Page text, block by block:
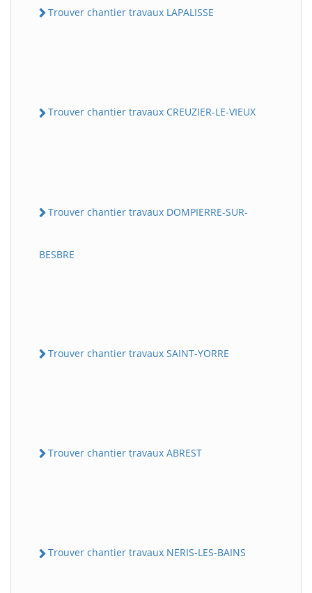
Trouver chantier travaux LAPALISSE
Trouver chantier travaux CREUZIER-LE-VIEUX
Trouver chantier travaux DOMPIERRE-SUR-
BESBRE
Trouver chantier travaux SAINT-YORRE
Trouver chantier travaux ABREST
Trouver chantier travaux NERIS-LES-BAINS